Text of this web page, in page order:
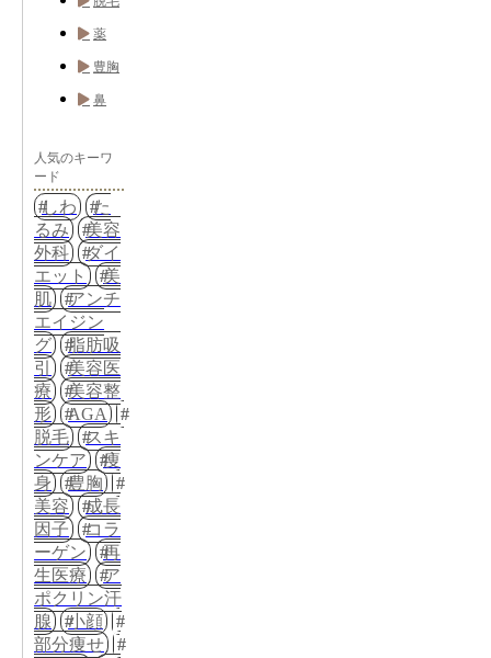
薬
豊胸
鼻
人気のキーワ
ード
しわ
た
るみ
美容
外科
ダイ
エット
美
肌
アンチ
エイジン
グ
脂肪吸
引
美容医
療
美容整
形
AGA
脱毛
スキ
ンケア
痩
身
豊胸
美容
成長
因子
コラ
ーゲン
再
生医療
ア
ポクリン汗
腺
小顔
部分痩せ